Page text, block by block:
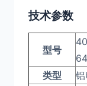
技术参数
型号
类型